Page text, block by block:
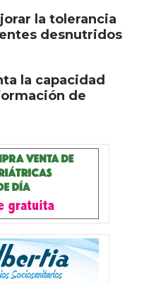
la tolerancia
desnutridos
la capacidad
de